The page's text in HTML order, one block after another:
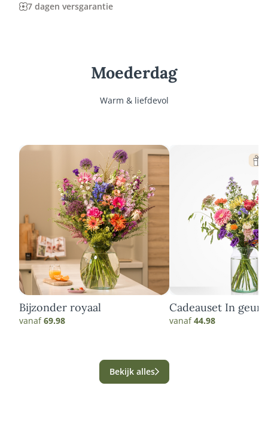
7 dagen versgarantie
Moederdag
Warm & liefdevol
Bijzonder royaal
vanaf69.98
Cadeauset In
kleuren
vanaf44.98
Bekijk alles